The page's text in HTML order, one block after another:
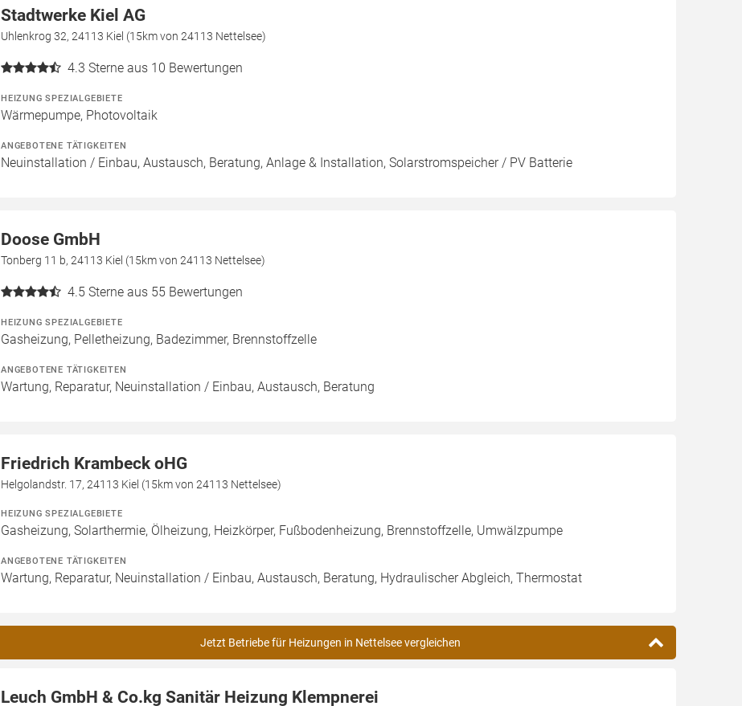
Stadtwerke Kiel AG
Uhlenkrog 32, 24113 Kiel (15km von 24113 Nettelsee)
4.3 Sterne aus 10 Bewertungen
HEIZUNG SPEZIALGEBIETE
Wärmepumpe, Photovoltaik
ANGEBOTENE TÄTIGKEITEN
Neuinstallation / Einbau, Austausch, Beratung, Anlage & Installation, Solarstromspeicher / PV Batterie
Doose GmbH
Tonberg 11 b, 24113 Kiel (15km von 24113 Nettelsee)
4.5 Sterne aus 55 Bewertungen
HEIZUNG SPEZIALGEBIETE
Gasheizung, Pelletheizung, Badezimmer, Brennstoffzelle
ANGEBOTENE TÄTIGKEITEN
Wartung, Reparatur, Neuinstallation / Einbau, Austausch, Beratung
Friedrich Krambeck oHG
Helgolandstr. 17, 24113 Kiel (15km von 24113 Nettelsee)
HEIZUNG SPEZIALGEBIETE
Gasheizung, Solarthermie, Ölheizung, Heizkörper, Fußbodenheizung, Brennstoffzelle, Umwälzpumpe
ANGEBOTENE TÄTIGKEITEN
Wartung, Reparatur, Neuinstallation / Einbau, Austausch, Beratung, Hydraulischer Abgleich, Thermostat
Jetzt Betriebe für Heizungen in Nettelsee vergleichen
Leuch GmbH & Co.kg Sanitär Heizung Klempnerei